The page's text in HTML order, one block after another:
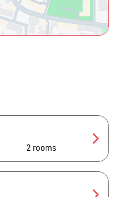
2 rooms